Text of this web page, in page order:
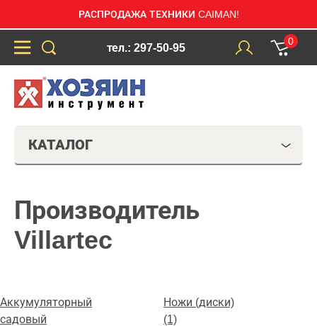
РАСПРОДАЖА ТЕХНИКИ CAIMAN!
тел.: 297-50-95
0
КАТАЛОГ
Производитель
Villartec
Аккумуляторный
садовый
Ножи (диски)
(1)